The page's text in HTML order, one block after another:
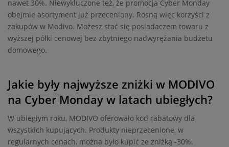
nawet 30%. Niewykluczone też, że promocja Cyber Monday
obejmie asortyment już przeceniony. Rosną więc korzyści z
zakupów w Modivo. Możesz stać się posiadaczem towaru z
wyższej półki cenowej bez zbytniego nadwyrężania budżetu
domowego.
Jakie były najwyższe zniżki w MODIVO
na Cyber Monday w latach ubiegłych?
W ubiegłym roku, MODIVO oferowało kod rabatowy dla
wszystkich kupujących. Produkty nieprzecenione, w
regularnych cenach, można było kupić ze zniżką -30%.